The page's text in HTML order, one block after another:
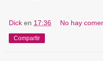
Dick en 17:36 No hay
Compartir